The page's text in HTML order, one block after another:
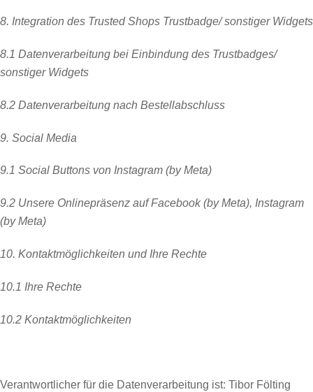
8. Integration des Trusted Shops Trustbadge/ sonstiger Widgets
8.1 Datenverarbeitung bei Einbindung des Trustbadges/
sonstiger Widgets
8.2 Datenverarbeitung nach Bestellabschluss
9. Social Media
9.1 Social Buttons von Instagram (by Meta)
9.2 Unsere Onlinepräsenz auf Facebook (by Meta), Instagram
(by Meta)
10. Kontaktmöglichkeiten und Ihre Rechte
10.1 Ihre Rechte
10.2 Kontaktmöglichkeiten
Verantwortlicher für die Datenverarbeitung ist: Tibor Fölting